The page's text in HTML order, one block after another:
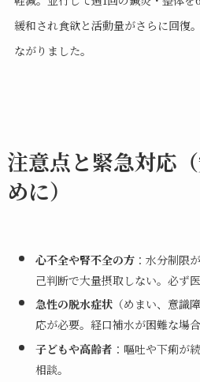
緩和され食欲と活動量がさらに回復
ながりました。
注意点と緊急対応
めに）
心不全や腎不全の方：水分制限
己判断で大量摂取しない。必ず
急性の脱水症状（めまい、意識
応が必要。経口補水が困難な場
子どもや高齢者 ：嘔吐や下痢が
相談。